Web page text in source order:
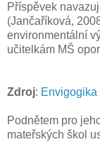
Příspěvek
(Jančaříková,
environmentální
učitelkám MŠ
Zdroj: Envigogika
Podnětem pro
mateřských škol